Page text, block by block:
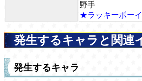
野手
★ラッキーボー
発生するキャラと関連
発生するキャラ